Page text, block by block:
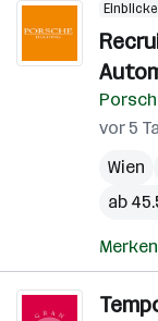
Einblicke
vor 5
Wien
ab
Merken